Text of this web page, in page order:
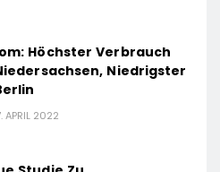
Höchster Verbrauch
Niedrigster
APRIL 2022